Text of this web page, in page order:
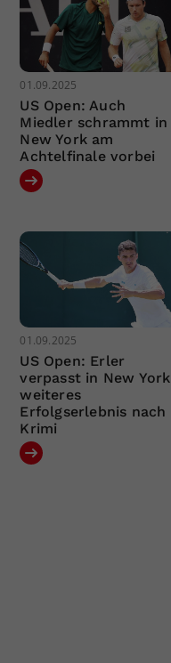
01.09.2025
US Open: Auch
Miedler schrammt in
New York am
Achtelfinale vorbei
01.09.2025
US Open: Erler
verpasst in New York
weiteres
Erfolgserlebnis nach
Krimi